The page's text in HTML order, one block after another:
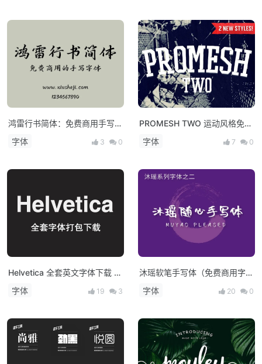
鸿雷行书简体：免费商用手写字
体
字体 3 0
PROMESH TWO 运动风格免费
字体
字体 7 0
Helvetica 全套英文字体下载 世
界最受欢迎的字体之一
字体 19 3
沐瑶软笔手写体（免费商用字
体）
字体 20 0